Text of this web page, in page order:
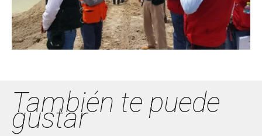
También te puede
gustar